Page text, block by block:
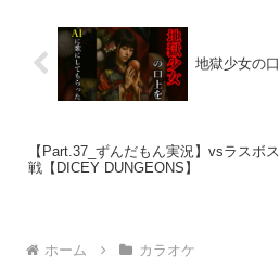
地獄少女の
【Part.37_ずんだもん実況】vsラスボス
戦【DICEY DUNGEONS】
ホーム カラオケ